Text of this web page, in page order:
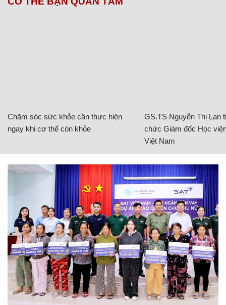
Chăm sóc sức khỏe cần thực hiện
ngay khi cơ thể còn khỏe
GS.TS Nguyễn Thị Lan
chức Giám đốc Học
Việt Nam